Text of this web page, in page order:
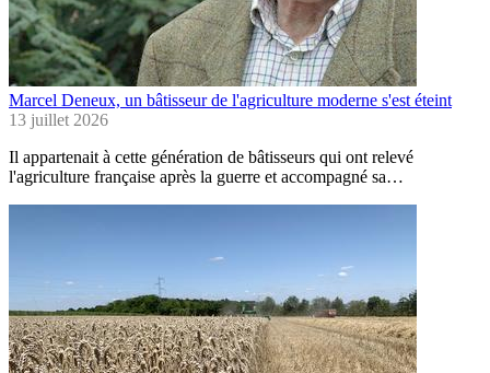
Marcel Deneux, un bâtisseur de l'agriculture moderne s'est éteint
13 juillet 2026
Il appartenait à cette génération de bâtisseurs qui ont relevé
l'agriculture française après la guerre et accompagné sa…